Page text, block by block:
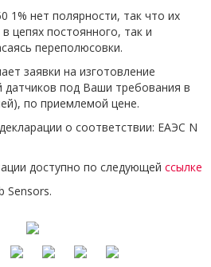
1% нет полярности, так что их
цепях постоянного, так и
переполюсовки.
заявки на изготовление
датчиков под Ваши требования в
по приемлемой цене.
о соответствии: ЕАЭС N
доступно по следующей ссылке
Sensors.